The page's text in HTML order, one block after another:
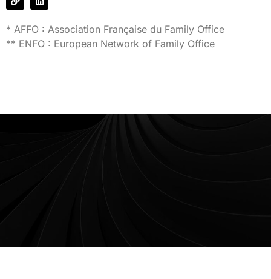
* AFFO : Association Française du Family Office
** ENFO : European Network of Family Office